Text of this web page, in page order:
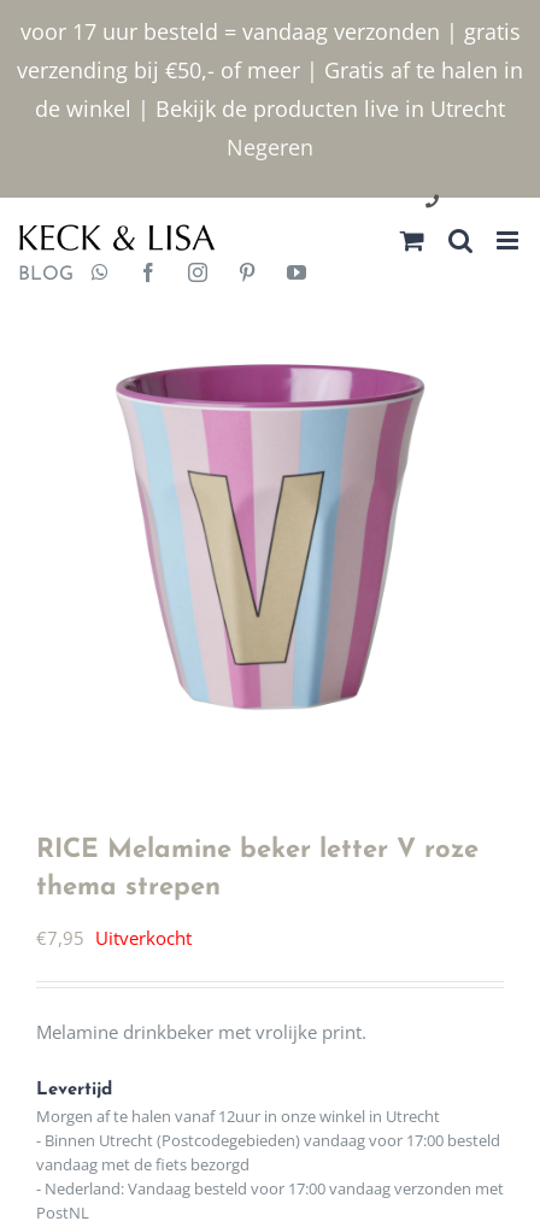
voor 17 uur besteld = vandaag verzonden | gratis
verzending bij €50,- of meer | Gratis af te halen in
de winkel | Bekijk de producten live in Utrecht
Negeren
inhoud
030 2400000
BLOG
RICE Melamine beker letter V roze
thema strepen
€7,95 Uitverkocht
Melamine drinkbeker met vrolijke print.
Levertijd
Morgen af te halen vanaf 12uur in onze winkel in Utrecht
- Binnen Utrecht (Postcodegebieden) vandaag voor 17:00 besteld
vandaag met de fiets bezorgd
- Nederland: Vandaag besteld voor 17:00 vandaag verzonden met
PostNL